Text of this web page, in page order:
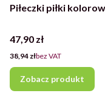
Piłeczki piłki
Cena
47,90 zł
Cena
38,94 złbez VAT
Zobacz produkt